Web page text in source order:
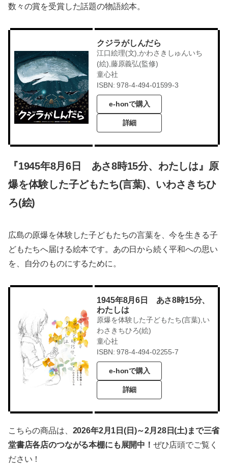
数々の賞を受賞した話題の物語絵本。
クジラがしんだら
江口絵理(文),かわさきしゅんいち
(絵),藤原義弘(監修)
童心社
ISBN: 978-4-494-01599-3
e-honで購入
詳細
『1945年8月6日 あさ8時15分、わたしは』原
爆を体験した子どもたち(言葉)、いわさきちひ
ろ(絵)
広島の原爆を体験した子どもたちの言葉を、今を生きる子
どもたちへ届ける絵本です。あの日から続く平和への思い
を、自分のものにするために。
1945年8月6日 あさ8時15分、
わたしは
原爆を体験した子どもたち(言葉),い
わさきちひろ(絵)
童心社
ISBN: 978-4-494-02255-7
e-honで購入
詳細
こちらの商品は、 2026年2月1日(日)～2月28日(土)まで三省
堂書店各店のつながる本棚にも展開中！ ぜひ店頭でご覧く
ださい！